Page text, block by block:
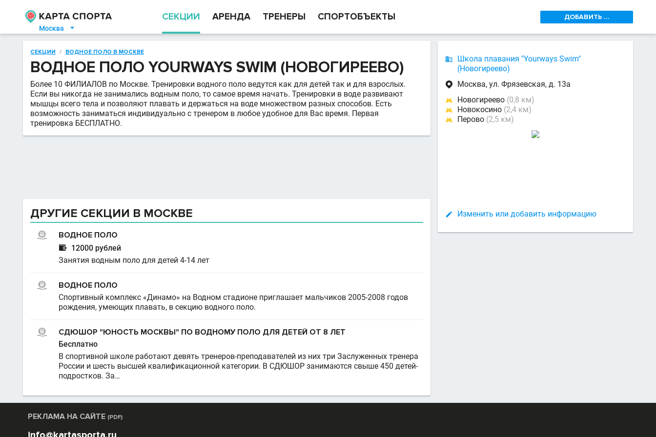
Москва 
СЕКЦИИ АРЕНДА ТРЕНЕРЫ СПОРТОБЪЕКТЫ ДОБАВИТЬ ...
СЕКЦИИ / ВОДНОЕ ПОЛО В МОСКВЕ
ВОДНОЕ ПОЛО YOURWAYS SWIM (НОВОГИРЕЕВО)
Более 10 ФИЛИАЛОВ по Москве. Тренировки водного поло ведутся как для детей так и для взрослых.
Если вы никогда не занимались водным поло, то самое время начать. Тренировки в воде развивают
мышцы всего тела и позволяют плавать и держаться на воде множеством разных способов. Есть
возможность заниматься индивидуально с тренером в любое удобное для Вас время. Первая
тренировка БЕСПЛАТНО.
ДРУГИЕ СЕКЦИИ В МОСКВЕ
ВОДНОЕ ПОЛО

12000 рублей
Занятия водным поло для детей 4-14 лет
ВОДНОЕ ПОЛО
Спортивный комплекс «Динамо» на Водном стадионе приглашает мальчиков 2005-2008 годов
рождения, умеющих плавать, в секцию водного поло.
СДЮШОР "ЮНОСТЬ МОСКВЫ" ПО ВОДНОМУ ПОЛО ДЛЯ ДЕТЕЙ ОТ 8 ЛЕТ
Бесплатно
В спортивной школе работают девять тренеров-преподавателей из них три Заслуженных тренера
России и шесть высшей квалификационной категории. В СДЮШОР занимаются свыше 450 детей-
подростков. За…

Школа плавания "Yourways Swim"
(Новогиреево)
 Москва, ул. Фрязевская, д. 13а
 Новогиреево (0,8 км)
 Новокосино (2,4 км)
 Перово (2,5 км)
 Изменить или добавить информацию
РЕКЛАМА НА САЙТЕ (PDF)